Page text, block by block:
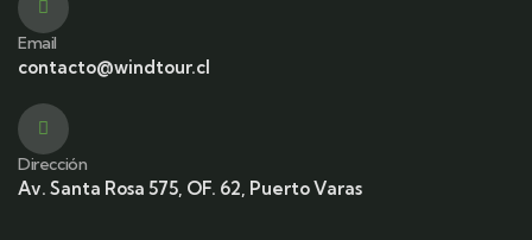
Email
contacto@windtour.cl
Dirección
Av. Santa Rosa 575, OF. 62, Puerto Varas